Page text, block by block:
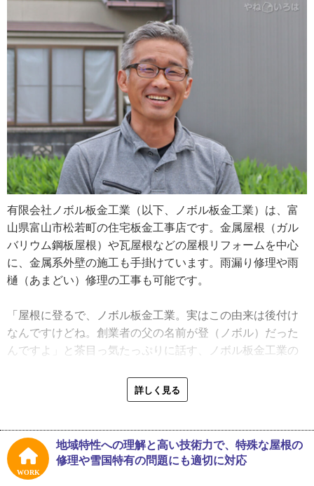
有限会社ノボル板金工業（以下、ノボル板金工業）は、富
山県富山市松若町の住宅板金工事店です。金属屋根（ガル
バリウム鋼板屋根）や瓦屋根などの屋根リフォームを中心
に、金属系外壁の施工も手掛けています。雨漏り修理や雨
樋（あまどい）修理の工事も可能です。
「屋根に登るで、ノボル板金工業。実はこの由来は後付け
なんですけどね。創業者の父の名前が登（ノボル）だった
んですよ」と茶目っ気たっぷりに話す、ノボル板金工業の
１年に創業した工事店の二代目として、早くから現場で手
伝いをするのが当たり前だった幼少期を送ります。
「元々、私は継ぐつもりはなかったんです。でも周りは継
ぐのが当然だと思っているし、だんだん自分でもそういう
ものかと思うようになって。ただどちらかというと職人よ
詳しく見る
WORK
地域特性への理解と高い技術力で、特殊な屋根の
修理や雪国特有の問題にも適切に対応